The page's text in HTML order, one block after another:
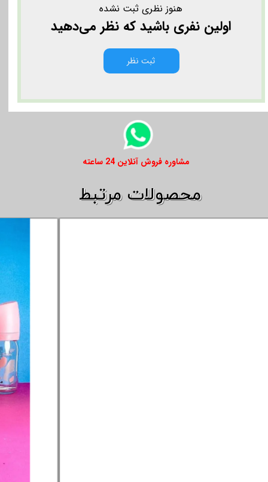
هنوز نظری ثبت نشده
اولین نفری باشید که نظر می‌دهید
ثبت نظر
​​مشاوره فروش آنلاین 24 ساعته
​​محصولات مرتبط